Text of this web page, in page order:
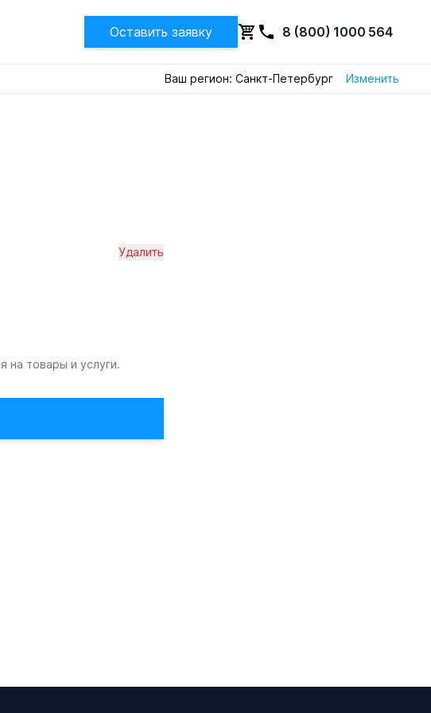
Оставить заявку 8 (800) 1000 564
Ваш регион: Санкт-Петербург Изменить
Удалить
на товары и услуги.